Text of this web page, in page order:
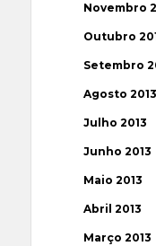
Novembro
Outubro
Setembro
Agosto 2013
Julho 2013
Junho 2013
Maio 2013
Abril 2013
Março 2013